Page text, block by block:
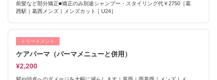
前髪など部分矯正■矯正のみ別途シャンプー・スタイリング代￥2750［葛
西駅｜葛西メンズ｜メンズカット｜U24］
トリートメント
ケアパーマ（パーマメニューと併用）
¥2,200